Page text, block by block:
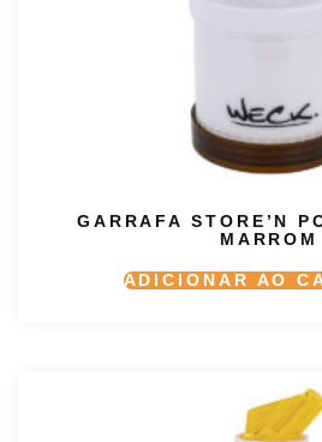
GARRAFA STORE’N
MARROM
ADICIONAR AO